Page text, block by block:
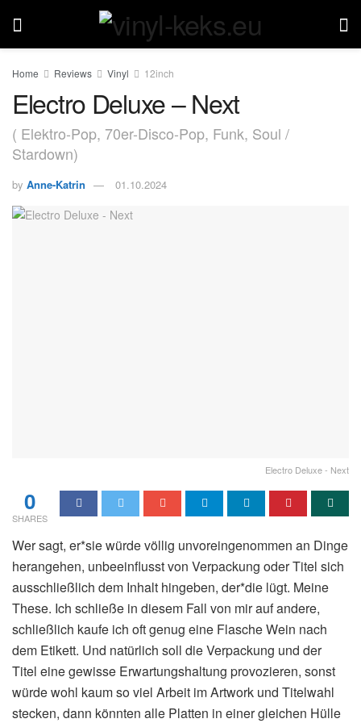
Home Reviews Vinyl 12inch
Electro Deluxe – Next
( Elektro-Pop, 70er-Disco-Pop, Funk, Soul /
Stardown)
by Anne-Katrin 01.10.2024
Electro Deluxe - Next
0
SHARES
Wer sagt, er*sie würde völlig unvoreingenommen an Dinge
herangehen, unbeeinflusst von Verpackung oder Titel sich
ausschließlich dem Inhalt hingeben, der*die lügt. Meine
These. Ich schließe in diesem Fall von mir auf andere,
schließlich kaufe ich oft genug eine Flasche Wein nach
dem Etikett. Und natürlich soll die Verpackung und der
Titel eine gewisse Erwartungshaltung provozieren, sonst
würde wohl kaum so viel Arbeit im Artwork und Titelwahl
stecken, dann könnten alle Platten in einer gleichen Hülle